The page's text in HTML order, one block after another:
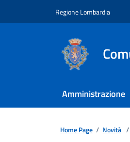
Regione Lombardia
Amministrazione
Home Page / Novità /